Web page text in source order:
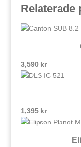
Relaterade
3,590 kr
1,395 kr